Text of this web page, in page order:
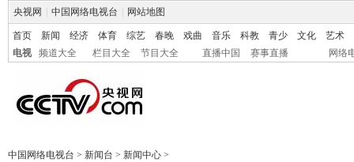
央视网 中国网络电视台 网站地图
首页 新闻 经济 体育 综艺 春晚 戏曲 音乐 科教 青少 文化
艺术
电视
频道大全 栏目大全 节目大全 直播中国 赛事直播 网络
中国网络电视台 > 新闻台 > 新闻中心 >